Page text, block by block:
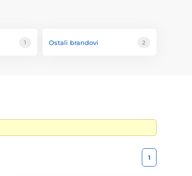
1 Ostali brandovi 2
1